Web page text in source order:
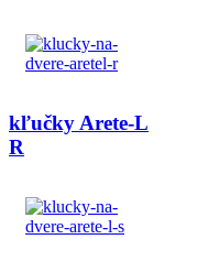
kľučky Arete-L
R